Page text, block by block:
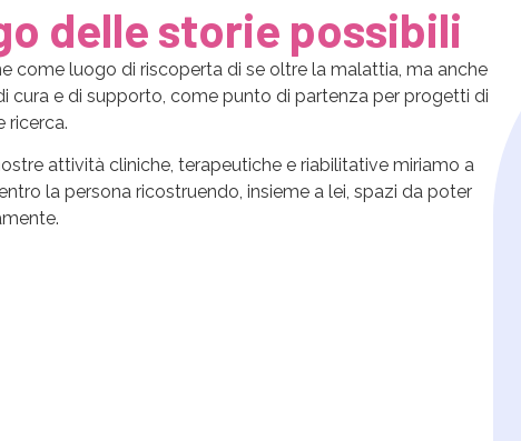
delle storie possibili
come luogo di riscoperta di se oltre la malattia, ma anche
cura e di supporto, come punto di partenza per progetti di
ricerca.
attività cliniche, terapeutiche e riabilitative miriamo a
la persona ricostruendo, insieme a lei, spazi da poter